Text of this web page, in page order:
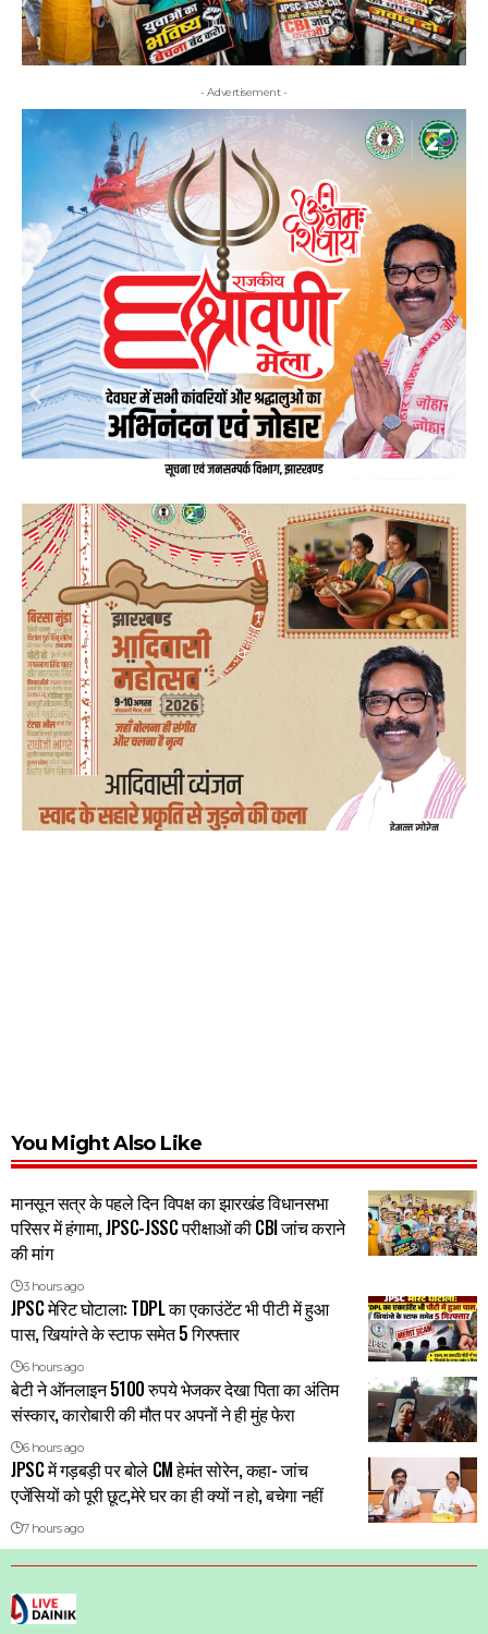
- Advertisement -
You Might Also Like
मानसून सत्र के पहले दिन विपक्ष का झारखंड विधानसभा
परिसर में हंगामा, JPSC-JSSC परीक्षाओं की CBI जांच कराने
की मांग
3 hours ago
JPSC मेरिट घोटाला: TDPL का एकाउंटेंट भी पीटी में हुआ
पास, खियांग्ते के स्टाफ समेत 5 गिरफ्तार
6 hours ago
बेटी ने ऑनलाइन 5100 रुपये भेजकर देखा पिता का अंतिम
संस्कार, कारोबारी की मौत पर अपनों ने ही मुंह फेरा
6 hours ago
JPSC में गड़बड़ी पर बोले CM हेमंत सोरेन, कहा- जांच
एजेंसियों को पूरी छूट,मेरे घर का ही क्यों न हो, बचेगा नहीं
7 hours ago